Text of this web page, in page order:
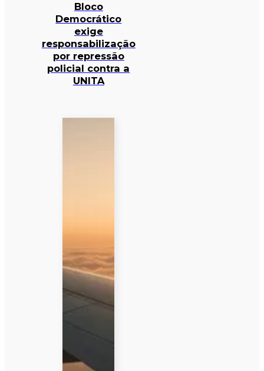
Bloco
Democrático
exige
responsabilização
por repressão
policial contra a
UNITA